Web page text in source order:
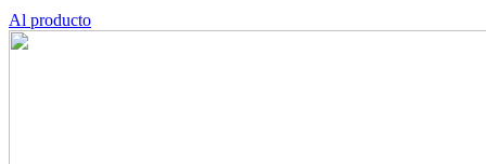
Al producto